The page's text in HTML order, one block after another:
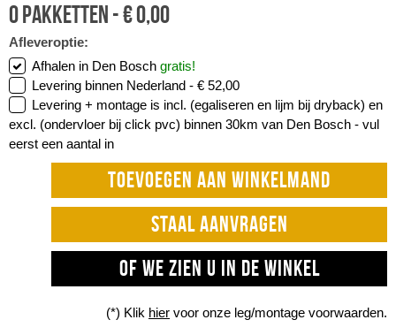
0pakketten -€0,00
Afleveroptie:
Afhalen in Den Bosch gratis!
Levering binnen Nederland - € 52,00
Levering + montage is incl. (egaliseren en lijm bij dryback) en
excl. (ondervloer bij click pvc) binnen 30km van Den Bosch - vul
eerst een aantal in
TOEVOEGEN AAN WINKELMAND
STAAL AANVRAGEN
OF WE ZIEN U IN DE WINKEL
(*) Klik hier voor onze leg/montage voorwaarden.